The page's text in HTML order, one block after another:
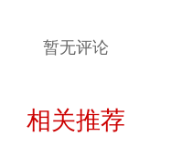
暂无评论
相关推荐